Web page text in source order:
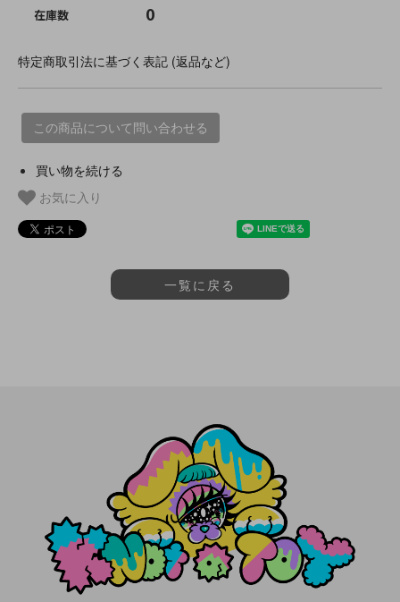
在庫数 0
特定商取引法に基づく表記 (返品など)
この商品について問い合わせる
買い物を続ける
お気に入り
一覧に戻る